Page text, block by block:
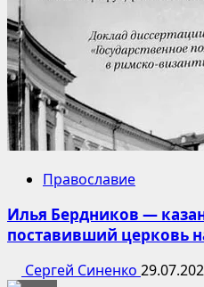
Православие
Илья Бердников —
поставивший церковь
Сергей Синенко